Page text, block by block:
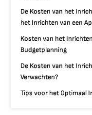
De Kosten van het
het Inrichten van een
Kosten van het
Budgetplanning
De Kosten van het
Verwachten?
Tips voor het Optimaal